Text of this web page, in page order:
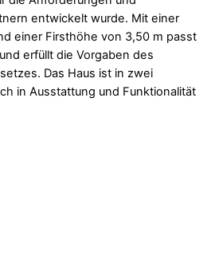
entwickelt wurde. Mit einer
einer Firsthöhe von 3,50 m passt
erfüllt die Vorgaben des
Das Haus ist in zwei
in Ausstattung und Funktionalität